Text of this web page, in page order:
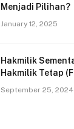
Menjadi Pilihan?
January 12, 2025
Hakmilik
Hakmilik Tetap
September 25, 2024